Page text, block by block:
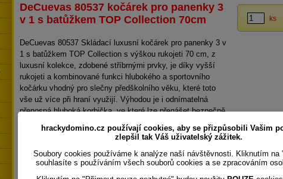
DeCuevas 80537 kočárek pro panenky 3
v 1 s batůžkem TOP Collection 70cm
DeCuevas 80537 Skládací luxusní kočárek pro panenky 3 v
1 s batůžkem TOP Collection s výškou rukojeti 70 cm, z
luxusní kolekce, zdobené stříbrnými prvky, je díky vyšší
rukojeti a kombinované funkci hlubokého a sportovního
kočárku vhodný pro slečny předškolního věku, které toto
vše už více při hraní využijí. Výhodou je i odnímatelná
přenosná hluboká korbička, ve které lze přenášet bezpečně
praktický i pro převoz autem. Nádherný španělský design,
precizní zpracování. Skládací model, velmi snadná
manipulace během samotné hry.
Doplňky a vybavení kočárku 80537:
ks
hrackydomino.cz používají cookies, aby se přizpůsobili Vašim
zlepšil tak Váš uživatelský zážitek.
Soubory cookies používáme k analýze naší návštěvnosti. Kliknutím na
souhlasíte s používáním všech souborů cookies a se zpracováním